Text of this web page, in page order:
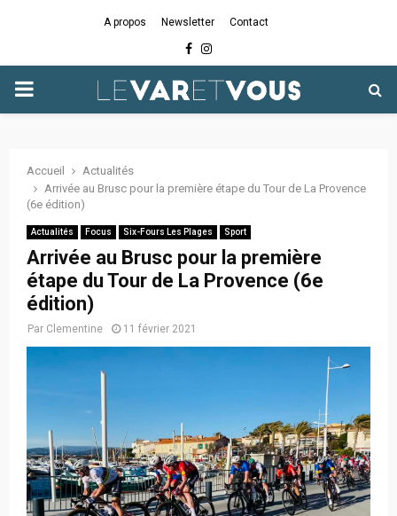
A propos Newsletter Contact
Facebook
Instagram
PRIMARY
Accueil
Actualités
Arrivée au Brusc pour la première étape du Tour de La Provence
(6e édition)
Actualités Focus Six-Fours Les Plages Sport
Arrivée au Brusc pour la première
étape du Tour de La Provence (6e
édition)
Par Clementine 11 février 2021